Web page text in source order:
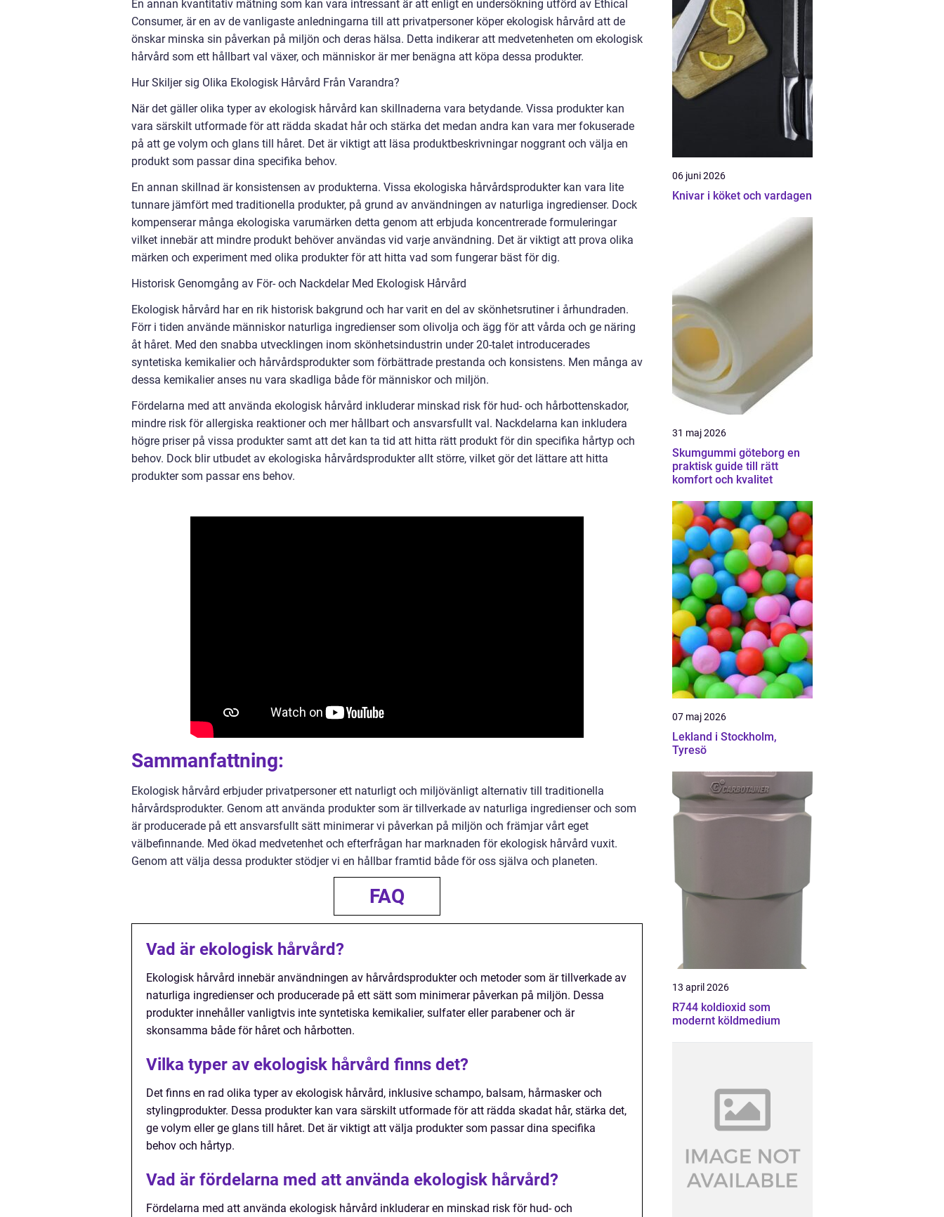
En annan kvantitativ mätning som kan vara intressant är att enligt en undersökning utförd av Ethical
Consumer, är en av de vanligaste anledningarna till att privatpersoner köper ekologisk hårvård att de
önskar minska sin påverkan på miljön och deras hälsa. Detta indikerar att medvetenheten om ekologisk
hårvård som ett hållbart val växer, och människor är mer benägna att köpa dessa produkter.
Hur Skiljer sig Olika Ekologisk Hårvård Från Varandra?
När det gäller olika typer av ekologisk hårvård kan skillnaderna vara betydande. Vissa produkter kan
vara särskilt utformade för att rädda skadat hår och stärka det medan andra kan vara mer fokuserade
på att ge volym och glans till håret. Det är viktigt att läsa produktbeskrivningar noggrant och välja en
produkt som passar dina specifika behov.
En annan skillnad är konsistensen av produkterna. Vissa ekologiska hårvårdsprodukter kan vara lite
tunnare jämfört med traditionella produkter, på grund av användningen av naturliga ingredienser. Dock
kompenserar många ekologiska varumärken detta genom att erbjuda koncentrerade formuleringar
vilket innebär att mindre produkt behöver användas vid varje användning. Det är viktigt att prova olika
märken och experiment med olika produkter för att hitta vad som fungerar bäst för dig.
Historisk Genomgång av För- och Nackdelar Med Ekologisk Hårvård
Ekologisk hårvård har en rik historisk bakgrund och har varit en del av skönhetsrutiner i århundraden.
Förr i tiden använde människor naturliga ingredienser som olivolja och ägg för att vårda och ge näring
åt håret. Med den snabba utvecklingen inom skönhetsindustrin under 20-talet introducerades
syntetiska kemikalier och hårvårdsprodukter som förbättrade prestanda och konsistens. Men många av
dessa kemikalier anses nu vara skadliga både för människor och miljön.
Fördelarna med att använda ekologisk hårvård inkluderar minskad risk för hud- och hårbottenskador,
mindre risk för allergiska reaktioner och mer hållbart och ansvarsfullt val. Nackdelarna kan inkludera
högre priser på vissa produkter samt att det kan ta tid att hitta rätt produkt för din specifika hårtyp och
behov. Dock blir utbudet av ekologiska hårvårdsprodukter allt större, vilket gör det lättare att hitta
produkter som passar ens behov.
Sammanfattning:
Ekologisk hårvård erbjuder privatpersoner ett naturligt och miljövänligt alternativ till traditionella
hårvårdsprodukter. Genom att använda produkter som är tillverkade av naturliga ingredienser och som
är producerade på ett ansvarsfullt sätt minimerar vi påverkan på miljön och främjar vårt eget
välbefinnande. Med ökad medvetenhet och efterfrågan har marknaden för ekologisk hårvård vuxit.
Genom att välja dessa produkter stödjer vi en hållbar framtid både för oss själva och planeten.
FAQ
Vad är ekologisk hårvård?
Ekologisk hårvård innebär användningen av hårvårdsprodukter och metoder som är tillverkade av
naturliga ingredienser och producerade på ett sätt som minimerar påverkan på miljön. Dessa
produkter innehåller vanligtvis inte syntetiska kemikalier, sulfater eller parabener och är
skonsamma både för håret och hårbotten.
Vilka typer av ekologisk hårvård finns det?
Det finns en rad olika typer av ekologisk hårvård, inklusive schampo, balsam, hårmasker och
stylingprodukter. Dessa produkter kan vara särskilt utformade för att rädda skadat hår, stärka det,
ge volym eller ge glans till håret. Det är viktigt att välja produkter som passar dina specifika
behov och hårtyp.
Vad är fördelarna med att använda ekologisk hårvård?
Fördelarna med att använda ekologisk hårvård inkluderar en minskad risk för hud- och
06 juni 2026
Knivar i köket och vardagen
31 maj 2026
Skumgummi göteborg en
praktisk guide till rätt
komfort och kvalitet
07 maj 2026
Lekland i Stockholm,
Tyresö
13 april 2026
R744 koldioxid som
modernt köldmedium